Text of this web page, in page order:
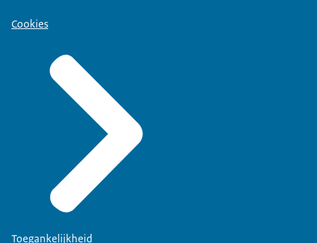
Cookies
Toegankelijkheid